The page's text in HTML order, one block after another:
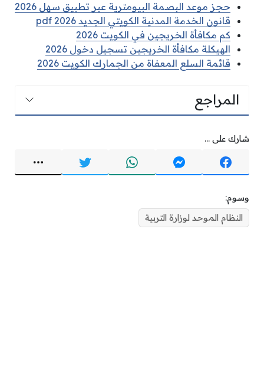
حجز موعد البصمة البيومترية عبر تطبيق سهل 2026
قانون الخدمة المدنية الكويتي الجديد pdf 2026
كم مكافأة الخريجين في الكويت 2026
الهيكلة مكافأة الخريجين تسجيل دخول 2026
قائمة السلع المعفاة من الجمارك الكويت 2026
المراجع
شارك على ...
وسوم:
النظام الموحد لوزارة التربية